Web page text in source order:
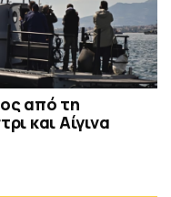
από τη
και Αίγινα